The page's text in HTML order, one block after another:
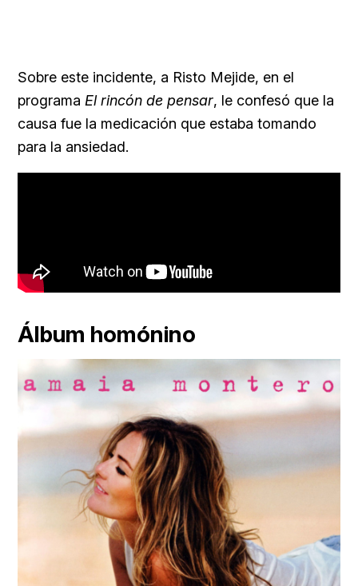
Sobre este incidente, a Risto Mejide, en el
programa El rincón de pensar, le confesó que la
causa fue la medicación que estaba tomando
para la ansiedad.
Álbum homónino